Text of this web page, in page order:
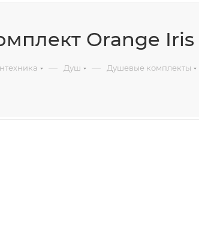
Orange Iris
— Душ — Душевые комплекты